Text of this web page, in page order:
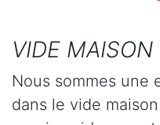
VIDE
Nous sommes une
dans le vide